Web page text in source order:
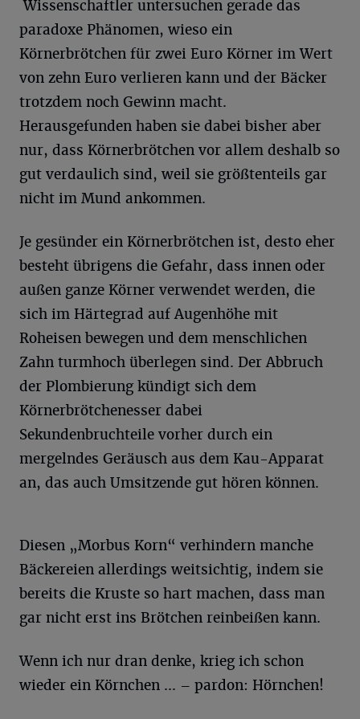
Wissenschaftler untersuchen gerade das
paradoxe Phänomen, wieso ein
Körnerbrötchen für zwei Euro Körner im Wert
von zehn Euro verlieren kann und der Bäcker
trotzdem noch Gewinn macht.
Herausgefunden haben sie dabei bisher aber
nur, dass Körnerbrötchen vor allem deshalb so
gut verdaulich sind, weil sie größtenteils gar
nicht im Mund ankommen.
Je gesünder ein Körnerbrötchen ist, desto eher
besteht übrigens die Gefahr, dass innen oder
außen ganze Körner verwendet werden, die
sich im Härtegrad auf Augenhöhe mit
Roheisen bewegen und dem menschlichen
Zahn turmhoch überlegen sind. Der Abbruch
der Plombierung kündigt sich dem
Körnerbrötchenesser dabei
Sekundenbruchteile vorher durch ein
mergelndes Geräusch aus dem Kau-Apparat
an, das auch Umsitzende gut hören können.
Diesen „Morbus Korn“ verhindern manche
Bäckereien allerdings weitsichtig, indem sie
bereits die Kruste so hart machen, dass man
gar nicht erst ins Brötchen reinbeißen kann.
Wenn ich nur dran denke, krieg ich schon
wieder ein Körnchen ... – pardon: Hörnchen!